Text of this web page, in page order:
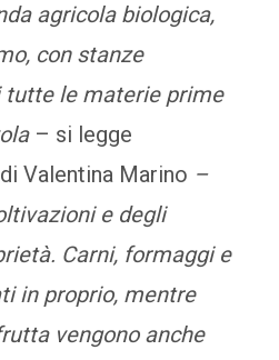
agricola biologica,
con stanze
tutte le materie prime
– si legge
Valentina Marino –
e degli
Carni, formaggi e
in proprio, mentre
vengono anche